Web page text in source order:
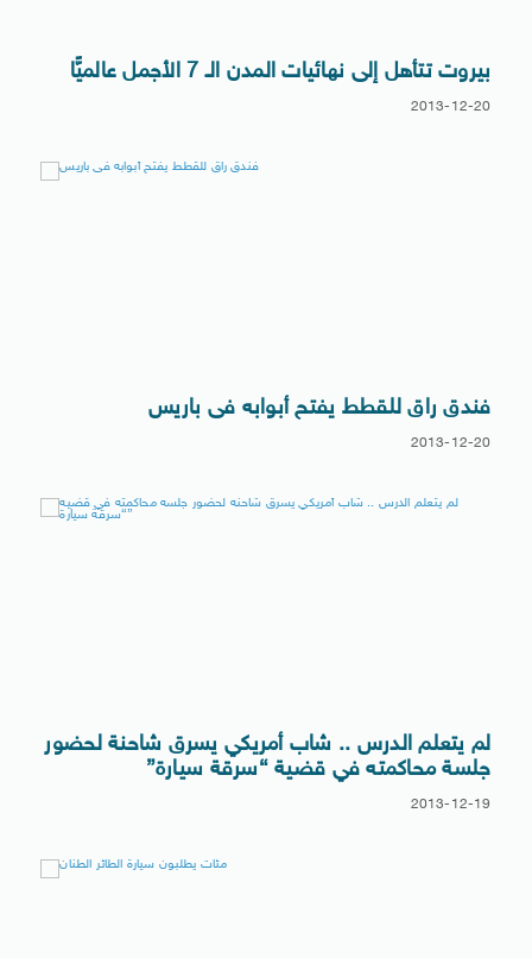
بيروت تتأهل إلى نهائيات المدن الـ 7 الأجمل عالميًّا
2013-12-20
فندق راق للقطط يفتح أبوابه فى باريس
2013-12-20
لم يتعلم الدرس .. شاب أمريكي يسرق شاحنة لحضور
جلسة محاكمته في قضية “سرقة سيارة”
2013-12-19